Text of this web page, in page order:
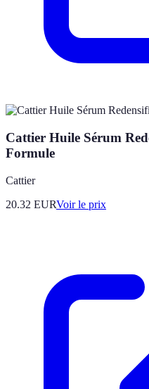
Cattier Huile Sérum
Formule
Cattier
20.32 EURVoir le prix